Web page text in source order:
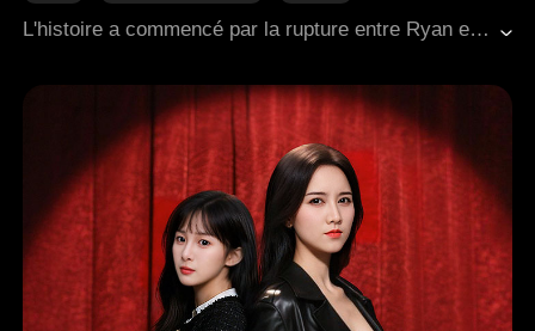
Romance moderne
L'histoire a commencé par la rupture entre Ryan et Madison. Après avoir été trahi, Ryan a fait un retour remarquable. Eleanor a fait preuve de sagesse et de détermination, tandis que le matérialisme de Madison a conduit à sa chute. Ryan a finalement connu un grand succès professionnel et a épousé Eleanor.